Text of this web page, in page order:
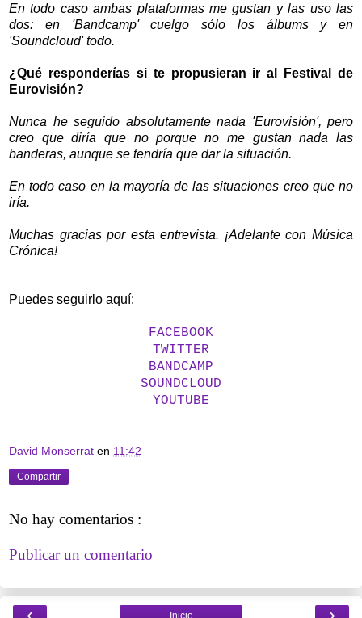
En todo caso ambas plataformas me gustan y las uso las
dos: en 'Bandcamp' cuelgo sólo los álbums y en
'Soundcloud' todo.
¿Qué responderías si te propusieran ir al Festival de
Eurovisión?
Nunca he seguido absolutamente nada 'Eurovisión', pero
creo que diría que no porque no me gustan nada las
banderas, aunque se tendría que dar la situación.
En todo caso en la mayoría de las situaciones creo que no
iría.
Muchas gracias por esta entrevista. ¡Adelante con Música
Crónica!
Puedes seguirlo aquí:
FACEBOOK
TWITTER
BANDCAMP
SOUNDCLOUD
YOUTUBE
David Monserrat en 11:42
Compartir
No hay comentarios :
Publicar un comentario